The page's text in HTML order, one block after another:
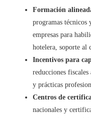
Formación
programas técnicos
empresas para
hotelera, soporte al
Incentivos para
reducciones
y prácticas
Centros de
nacionales y